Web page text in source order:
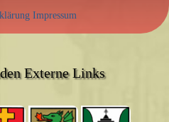
Externe Links
Impressum